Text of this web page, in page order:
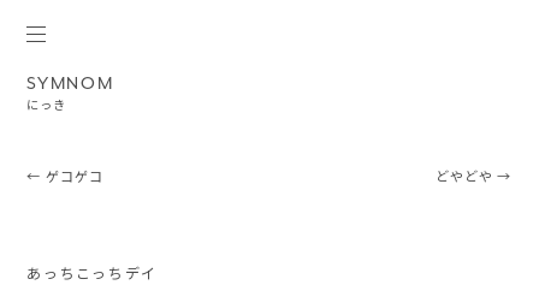
SYMNOM
にっき
Post navigation
← ゲコゲコ どやどや→
あっちこっちデイ